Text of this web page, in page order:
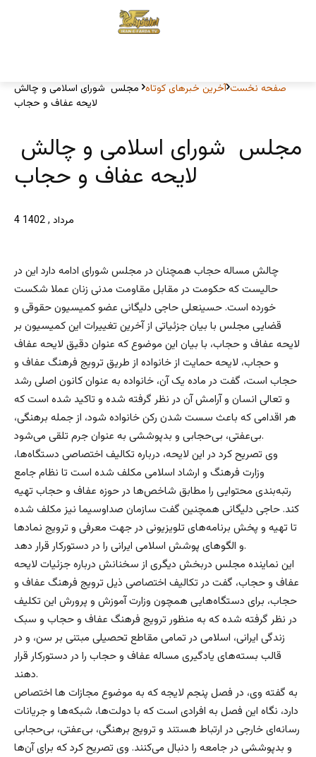
صفحه نخست آخرین خبرهای کوتاه مجلس شورای اسلامی و چالش
لایحه عفاف و حجاب
لایحه عفاف و حجاب
4 مرداد , 1402
چالش مساله حجاب همچنان در مجلس شورای ادامه دارد این در
حالیست که حکومت در مقابل مقاومت مدنی زنان عملا شکست
خورده است. حسینعلی حاجی دلیگانی عضو کمیسیون حقوقی و
قضایی مجلس با بیان جزئیاتی از آخرین تغییرات این کمیسیون بر
لایحه عفاف و حجاب، با بیان این موضوع که عنوان دقیق لایحه عفاف
و حجاب، لایحه حمایت از خانواده از طریق ترویج فرهنگ عفاف و
حجاب است، گفت در ماده یک آن، خانواده به عنوان کانون اصلی رشد
و تعالی انسان و آرامش آن در نظر گرفته شده و تاکید شده است که
هر اقدامی که باعث سست شدن رکن خانواده شود، از جمله برهنگی،
بی‌عفتی، بی‌حجابی و بدپوششی به عنوان جرم تلقی می‌شود.
وی تصریح کرد در این لایحه، درباره تکالیف اختصاصی دستگاه‌ها،
وزارت فرهنگ و ارشاد اسلامی مکلف شده است تا نظام جامع
رتبه‌بندی محتوایی را مطابق شاخص‌ها در حوزه عفاف و حجاب تهیه
کند. حاجی دلیگانی همچنین گفت سازمان صداوسیما نیز مکلف شده
تا تهیه و پخش برنامه‌های تلویزیونی در جهت معرفی و ترویج نمادها
و الگوهای پوشش اسلامی ایرانی را در دستورکار قرار دهد.
این نماینده مجلس دربخش دیگری از سخنانش درباره جزئیات لایحه
عفاف و حجاب، گفت در تکالیف اختصاصی ذیل ترویج فرهنگ عفاف و
حجاب، برای دستگاه‌هایی همچون وزارت آموزش و پرورش این تکلیف
در نظر گرفته شده که به منظور ترویج فرهنگ عفاف و حجاب و سبک
زندگی ایرانی، اسلامی در تمامی مقاطع تحصیلی مبتنی بر سن، و در
قالب بسته‌های یادگیری مساله عفاف و حجاب را در دستورکار قرار
دهند.
به گفته وی، در فصل پنجم لایجه که به موضوع مجازات ها اختصاص
دارد، نگاه این فصل به افرادی است که با دولت‌ها، شبکه‌ها و جریانات
رسانه‌ای خارجی در ارتباط هستند و ترویج برهنگی، بی‌عفتی، بی‌حجابی
و بدپوششی در جامعه را دنبال می‌‌کنند. وی تصریح کرد که برای آن‌ها